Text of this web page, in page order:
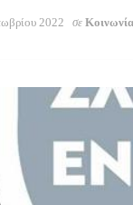
2022 σε Κοινωνία